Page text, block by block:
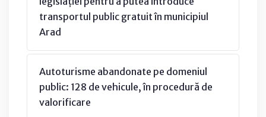
transportul public gratuit în municipiul
Arad
Autoturisme abandonate pe domeniul
public: 128 de vehicule, în procedură de
valorificare